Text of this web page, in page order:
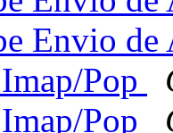
Envio
Pop
Pop